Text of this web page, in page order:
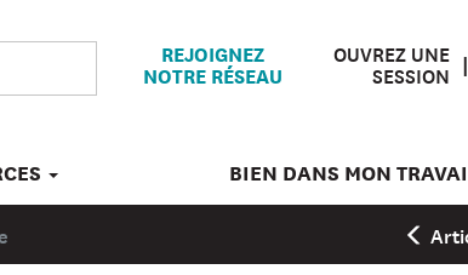
REJOIGNEZ
NOTRE RÉSEAU
OUVREZ UNE
SESSION
BIEN DANS MON